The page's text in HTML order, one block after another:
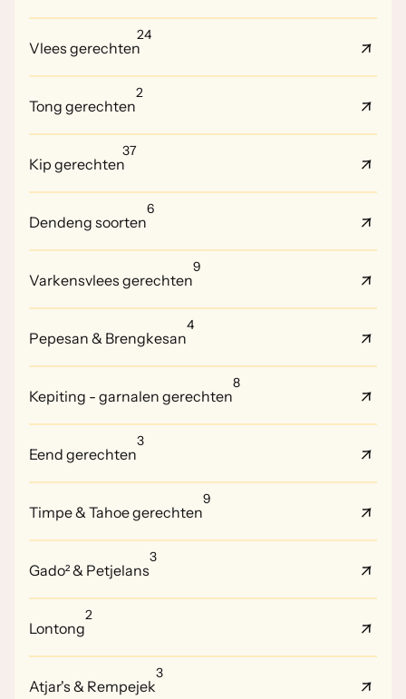
Vlees gerechten
24
Tong gerechten
2
Kip gerechten
37
Dendeng soorten
6
Varkensvlees gerechten
9
Pepesan & Brengkesan
4
Kepiting - garnalen gerechten
8
Eend gerechten
3
Timpe & Tahoe gerechten
9
Gado² & Petjelans
3
Lontong
2
Atjar's & Rempejek
3